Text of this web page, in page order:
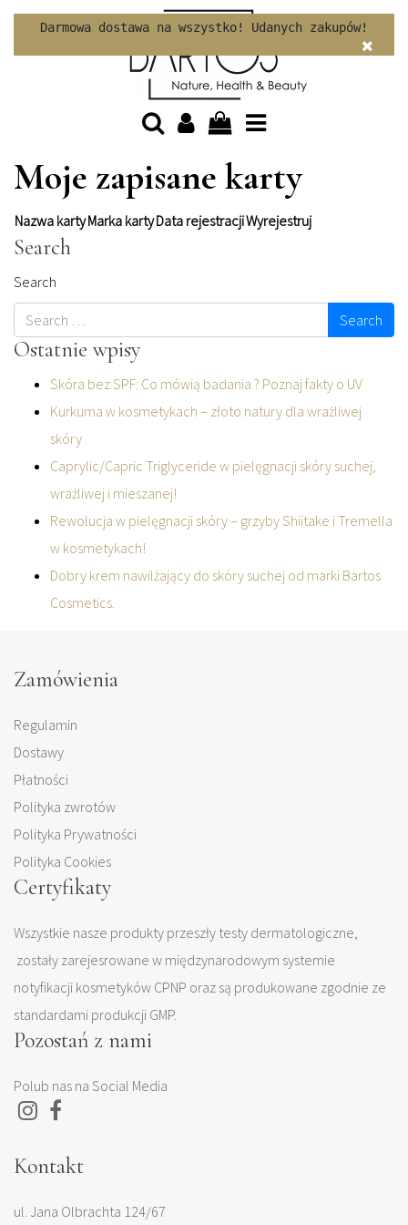
Darmowa dostawa na wszystko! Udanych zakupów!
Skip to content
Moje zapisane karty
Nazwa kartyMarka kartyData rejestracjiWyrejestruj
Search
Search
Ostatnie wpisy
Skóra bez SPF: Co mówią badania ? Poznaj fakty o UV
Kurkuma w kosmetykach – złoto natury dla wrażliwej
skóry
Caprylic/Capric Triglyceride w pielęgnacji skóry suchej,
wrażliwej i mieszanej!
Rewolucja w pielęgnacji skóry – grzyby Shiitake i Tremella
w kosmetykach!
Dobry krem nawilżający do skóry suchej od marki Bartos
Cosmetics.
Zamówienia
Regulamin
Dostawy
Płatności
Polityka zwrotów
Polityka Prywatności
Polityka Cookies
Certyfikaty
Wszystkie nasze produkty przeszły testy dermatologiczne,
zostały zarejesrowane w międzynarodowym systemie
notyfikacji kosmetyków CPNP oraz są produkowane zgodnie ze
standardami produkcji GMP.
Pozostań z nami
Polub nas na Social Media
Kontakt
ul. Jana Olbrachta 124/67